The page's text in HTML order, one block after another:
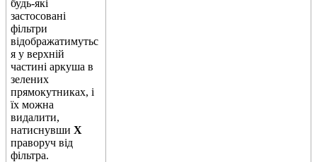
будь-які
застосовані
фільтри
відображатимутьс
я у верхній
частині аркуша в
зелених
прямокутниках, і
їх можна
видалити,
натиснувши X
праворуч від
фільтра.